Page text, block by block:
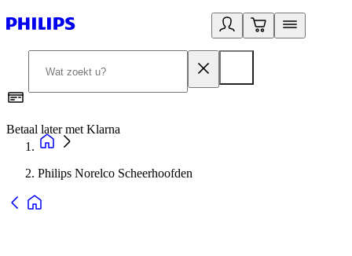
Betaal later met Klarna
Philips Norelco Scheerhoofden